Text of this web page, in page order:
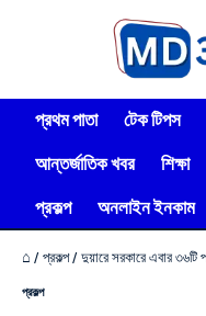
প্রথম পাতা টেক টিপস
আন্তর্জাতিক খবর
শিক্ষা
প্রকল্প
অনলাইন ইনকাম
⌂ / প্রকল্প/ দুয়ারে সরকারে এবার ৩৬টি
প্রকল্প